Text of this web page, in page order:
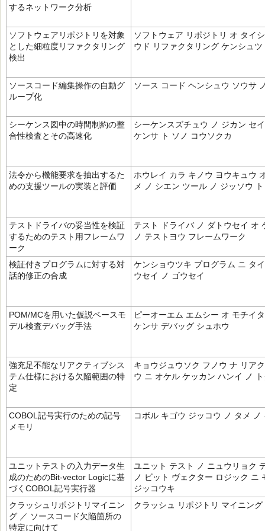
するネットワーク分析
ソフトウェアリポジトリを対象
とした細粒度リファクタリング
検出
ソフトウェア リポジトリ オ タイ
ウド リファクタリング ケンシュツ
ソースコード編集操作の自動グ
ループ化
ソース コード ヘンシュウ ソウサ
シーケンス図中の時間制約の整
合性検査とその高速化
シーケンスズチュウ ノ ジカン セ
ケンサ ト ソノ コウソクカ
法令から機能要求を抽出するた
めの支援ツールの実装と評価
ホウレイ カラ キノウ ヨウキュウ
メ ノ シエン ツール ノ ジッソウ
テストドライバの妥当性を検証
するためのテスト用フレームワ
ーク
テスト ドライバ ノ ダトウセイ オ
ノ テストヨウ フレームワーク
検証付きプログラムに対する対
話的修正の合成
ケンショウツキ プログラム ニ タ
ウセイ ノ ゴウセイ
POM/MCを用いた仮説ベースモ
デル検査デバッグ手法
ピーオーエム エムシー オ モチイ
ケンサ デバッグ シュホウ
強充足不能なリアクティブシス
テム仕様における欠陥範囲の特
定
キョウジュウソク フノウ ナ リア
ウ ニ オケル ケッカン ハンイ ノ
COBOL記号実行のための記号
メモリ
コボル キゴウ ジッコウ ノ タメ ノ
ユニットテストの入力データ生
成のためのBit‐vector Logicに基
づくCOBOL記号実行器
ユニット テスト ノ ニュウリョク
ノ ビット ヴェクター ロジック ニ
ジッコウキ
クラッシュリポジトリマイニン
グ ／ ソースコード欠陥箇所の
特定に向けて
クラッシュ リポジトリ マイニング